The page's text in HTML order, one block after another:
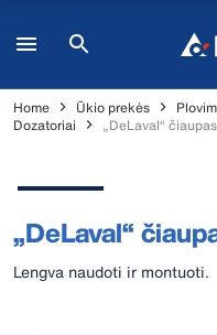
Home Ūkio prekės
Dozatoriai
„DeLaval“
„DeLaval“
Lengva naudoti ir montuoti.